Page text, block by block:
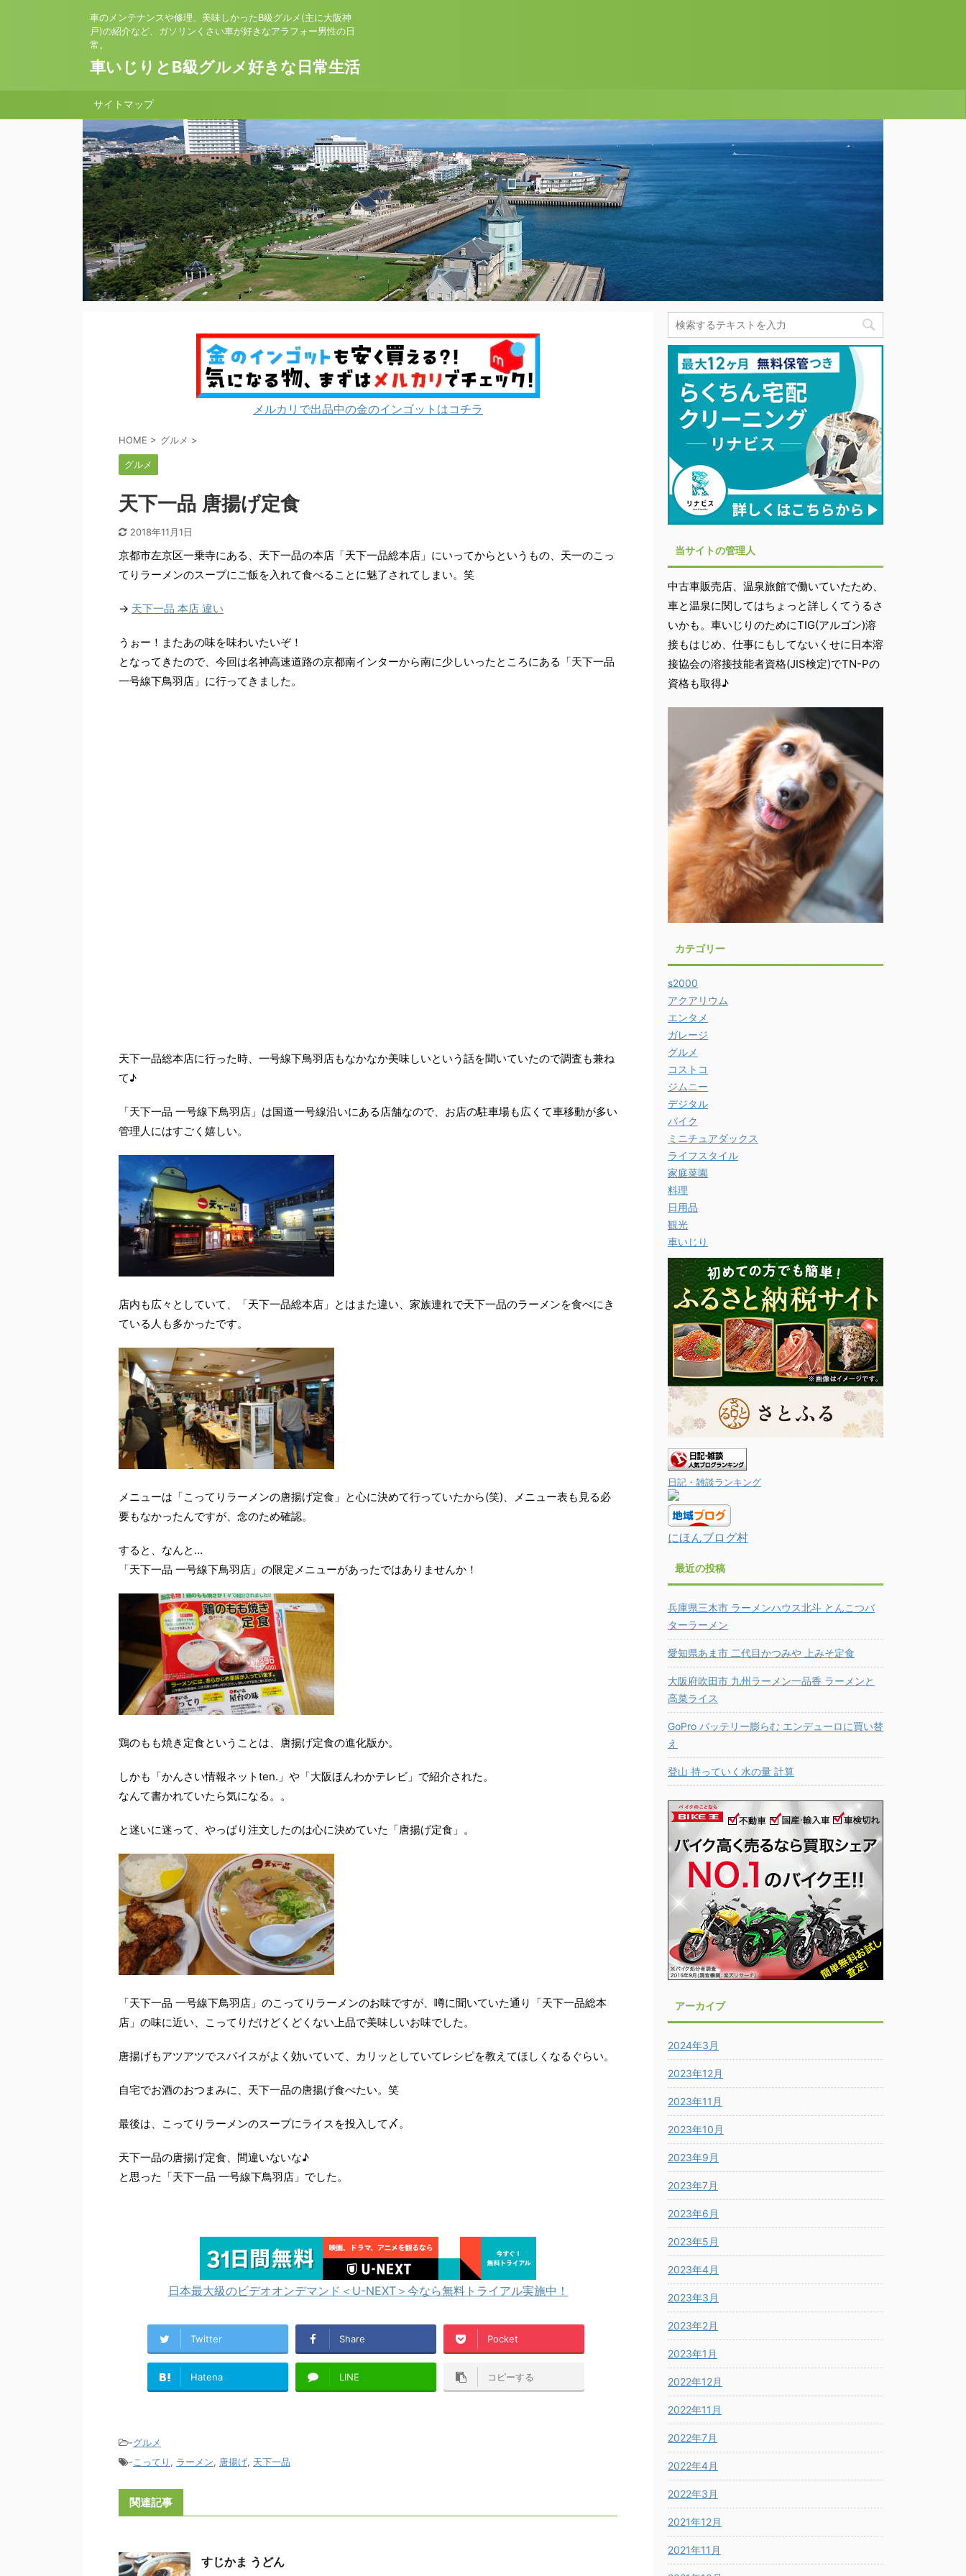
車のメンテナンスや修理、美味しかったB級グルメ(主に大阪神
戸)の紹介など、ガソリンくさい車が好きなアラフォー男性の日
常。
車いじりとB級グルメ好きな日常生活
サイトマップ
メルカリで出品中の金のインゴットはコチラ
HOME > グルメ >
グルメ
天下一品 唐揚げ定食
2018年11月1日
京都市左京区一乗寺にある、天下一品の本店「天下一品総本店」にいってからというもの、天一のこっ
てりラーメンのスープにご飯を入れて食べることに魅了されてしまい。笑
→ 天下一品 本店 違い
うぉー！またあの味を味わいたいぞ！
となってきたので、今回は名神高速道路の京都南インターから南に少しいったところにある「天下一品
一号線下鳥羽店」に行ってきました。
天下一品総本店に行った時、一号線下鳥羽店もなかなか美味しいという話を聞いていたので調査も兼ね
て♪
「天下一品 一号線下鳥羽店」は国道一号線沿いにある店舗なので、お店の駐車場も広くて車移動が多い
管理人にはすごく嬉しい。
店内も広々としていて、「天下一品総本店」とはまた違い、家族連れで天下一品のラーメンを食べにき
ている人も多かったです。
メニューは「こってりラーメンの唐揚げ定食」と心に決めて行っていたから(笑)、メニュー表も見る必
要もなかったんですが、念のため確認。
すると、なんと…
「天下一品 一号線下鳥羽店」の限定メニューがあったではありませんか！
鶏のもも焼き定食ということは、唐揚げ定食の進化版か。
しかも「かんさい情報ネットten.」や「大阪ほんわかテレビ」で紹介された。
なんて書かれていたら気になる。。
と迷いに迷って、やっぱり注文したのは心に決めていた「唐揚げ定食」。
「天下一品 一号線下鳥羽店」のこってりラーメンのお味ですが、噂に聞いていた通り「天下一品総本
店」の味に近い、こってりだけどくどくない上品で美味しいお味でした。
唐揚げもアツアツでスパイスがよく効いていて、カリッとしていてレシピを教えてほしくなるぐらい。
自宅でお酒のおつまみに、天下一品の唐揚げ食べたい。笑
最後は、こってりラーメンのスープにライスを投入して〆。
天下一品の唐揚げ定食、間違いないな♪
と思った「天下一品 一号線下鳥羽店」でした。
日本最大級のビデオオンデマンド＜U-NEXT＞今なら無料トライアル実施中！
Twitter Share Pocket
Hatena LINE コピーする
-グルメ
- こってり , ラーメン, 唐揚げ, 天下一品
関連記事
すじかま うどん
当サイトの管理人
中古車販売店、温泉旅館で働いていたため、
車と温泉に関してはちょっと詳しくてうるさ
いかも。車いじりのためにTIG(アルゴン)溶
接もはじめ、仕事にもしてないくせに日本溶
接協会の溶接技能者資格(JIS検定)でTN-Pの
資格も取得♪
カテゴリー
s2000
アクアリウム
エンタメ
ガレージ
グルメ
コストコ
ジムニー
デジタル
バイク
ミニチュアダックス
ライフスタイル
家庭菜園
料理
日用品
観光
車いじり
日記・雑談ランキング
にほんブログ村
最近の投稿
兵庫県三木市 ラーメンハウス北斗 とんこつバ
ターラーメン
愛知県あま市 二代目かつみや 上みそ定食
大阪府吹田市 九州ラーメン一品香 ラーメンと
高菜ライス
GoPro バッテリー膨らむ エンデューロに買い替
え
登山 持っていく水の量 計算
アーカイブ
2024年3月
2023年12月
2023年11月
2023年10月
2023年9月
2023年7月
2023年6月
2023年5月
2023年4月
2023年3月
2023年2月
2023年1月
2022年12月
2022年11月
2022年7月
2022年4月
2022年3月
2021年12月
2021年11月